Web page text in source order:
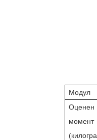
Модул
Оценен
момент